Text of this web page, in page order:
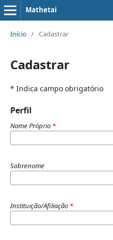
Mathetai
Início / Cadastrar
Cadastrar
* Indica campo obrigatório
Perfil
Nome Próprio *
Sobrenome
Instituição/Afiliação *